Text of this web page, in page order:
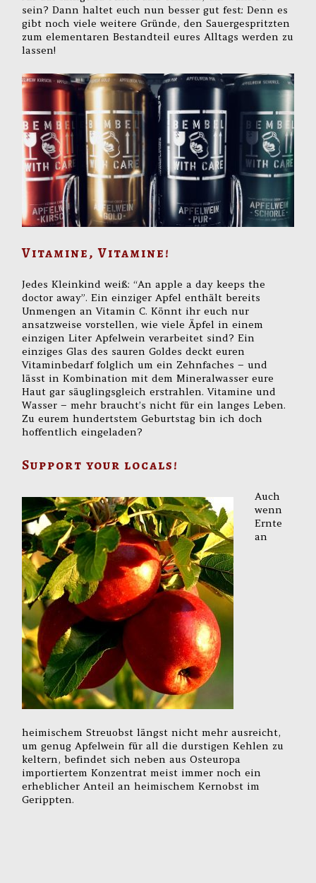
sein? Dann haltet euch nun besser gut fest: Denn es
gibt noch viele weitere Gründe, den Sauergespritzten
zum elementaren Bestandteil eures Alltags werden zu
lassen!
Vitamine, Vitamine!
Jedes Kleinkind weiß: “An apple a day keeps the
doctor away”. Ein einziger Apfel enthält bereits
Unmengen an Vitamin C. Könnt ihr euch nur
ansatzweise vorstellen, wie viele Äpfel in einem
einzigen Liter Apfelwein verarbeitet sind? Ein
einziges Glas des sauren Goldes deckt euren
Vitaminbedarf folglich um ein Zehnfaches – und
lässt in Kombination mit dem Mineralwasser eure
Haut gar säuglingsgleich erstrahlen. Vitamine und
Wasser – mehr braucht’s nicht für ein langes Leben.
Zu eurem hundertstem Geburtstag bin ich doch
hoffentlich eingeladen?
Support your locals!
Auch
wenn
Ernte
an
heimischem Streuobst längst nicht mehr ausreicht,
um genug Apfelwein für all die durstigen Kehlen zu
keltern, befindet sich neben aus Osteuropa
importiertem Konzentrat meist immer noch ein
erheblicher Anteil an heimischem Kernobst im
Gerippten.